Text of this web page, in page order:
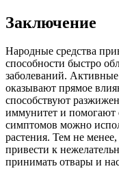
Заключение
Народные средства
способности быстро
заболеваний.
оказывают прямое
способствуют
иммунитет и помогают
симптомов можно
растения. Тем не
привести к
принимать отвары и